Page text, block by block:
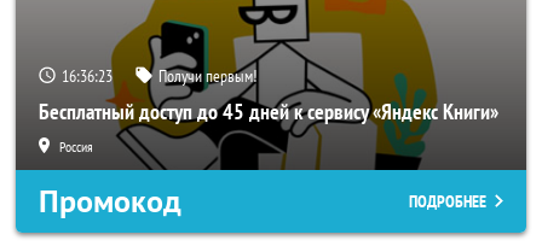
16:36:20 Получи первым!
Бесплатный доступ до 45 дней к сервису «Яндекс Книги»
Россия
Промокод ПОДРОБНЕЕ